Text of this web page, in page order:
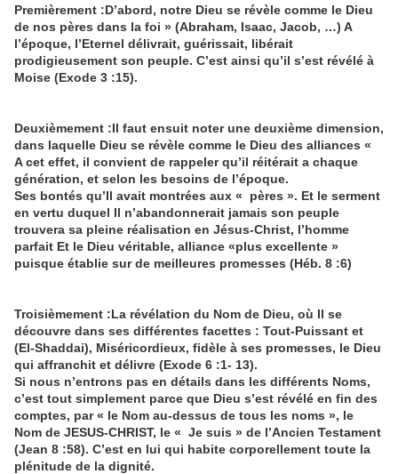
Premièrement :D’abord, notre Dieu se révèle comme le Dieu
de nos pères dans la foi » (Abraham, Isaac, Jacob, …) A
l’époque, l’Eternel délivrait, guérissait, libérait
prodigieusement son peuple. C’est ainsi qu’il s’est révélé à
Moise (Exode 3 :15).
Deuxièmement :Il faut ensuit noter une deuxième dimension,
dans laquelle Dieu se révèle comme le Dieu des alliances «
A cet effet, il convient de rappeler qu’il réitérait a chaque
génération, et selon les besoins de l’époque.
Ses bontés qu’Il avait montrées aux « pères ». Et le serment
en vertu duquel Il n’abandonnerait jamais son peuple
trouvera sa pleine réalisation en Jésus-Christ, l’homme
parfait Et le Dieu véritable, alliance «plus excellente »
puisque établie sur de meilleures promesses (Héb. 8 :6)
Troisièmement :La révélation du Nom de Dieu, où Il se
découvre dans ses différentes facettes : Tout-Puissant et
(El-Shaddai), Miséricordieux, fidèle à ses promesses, le Dieu
qui affranchit et délivre (Exode 6 :1- 13).
Si nous n’entrons pas en détails dans les différents Noms,
c’est tout simplement parce que Dieu s’est révélé en fin des
comptes, par « le Nom au-dessus de tous les noms », le
Nom de JESUS-CHRIST, le « Je suis » de l’Ancien Testament
(Jean 8 :58). C’est en lui qui habite corporellement toute la
plénitude de la dignité.